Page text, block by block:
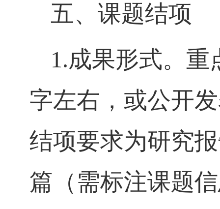
五、课题结项
1.成果形式。重
字左右，或公开
结项要求为研究
篇（需标注课题